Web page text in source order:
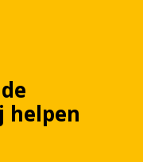
helpen